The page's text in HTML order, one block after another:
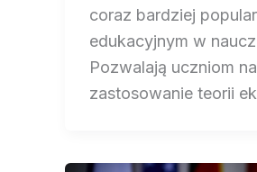
coraz bardziej
edukacyjnym w
Pozwalają uczniom
zastosowanie teorii